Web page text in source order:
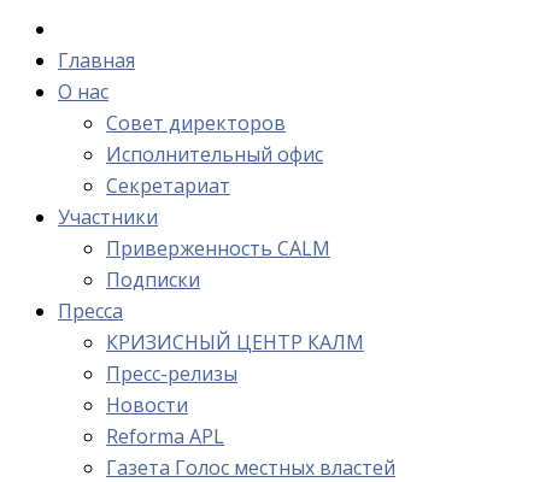
Главная
О нас
Cовет директоров
Исполнительный офис
Cекретариат
Участники
Приверженность CALM
Подписки
Пресса
КРИЗИСНЫЙ ЦЕНТР КАЛМ
Пресс-релизы
Новости
Reforma APL
Газета Голос местных властей